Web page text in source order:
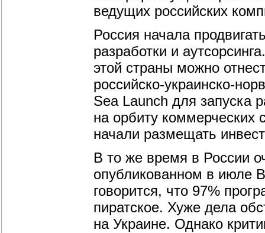
ведущих российских
Россия начала
разработки и
этой страны можно
российско-украинско-
Sea Launch для запуска
на орбиту коммерческих
начали размещать
В то же время в России
опубликованном в июле
говорится, что 97%
пиратское. Хуже дела
на Украине. Однако